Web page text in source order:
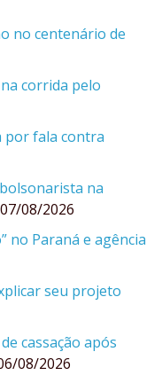
no centenário de
corrida pelo
por fala contra
na
07/08/2026
no Paraná e agência
seu projeto
cassação após
08/2026